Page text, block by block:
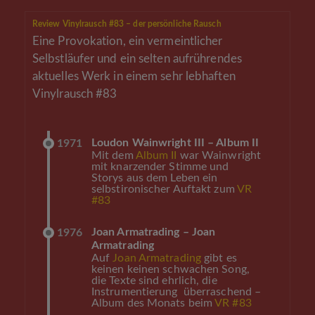
Review Vinylrausch #83 – der persönliche Rausch
Eine Provokation, ein vermeintlicher
Selbstläufer und ein selten aufrührendes
aktuelles Werk in einem sehr lebhaften
Vinylrausch #83
1971
Loudon Wainwright III – Album II
Mit dem Album II
war Wainwright
mit knarzender Stimme und
Storys aus dem Leben ein
selbstironischer Auftakt zum VR
#83
1976
Joan Armatrading – Joan
Armatrading
AufJoan Armatradinggibt es
keinen keinen schwachen Song,
die Texte sind ehrlich, die
Instrumentierung überraschend –
Album des Monats beimVR #83